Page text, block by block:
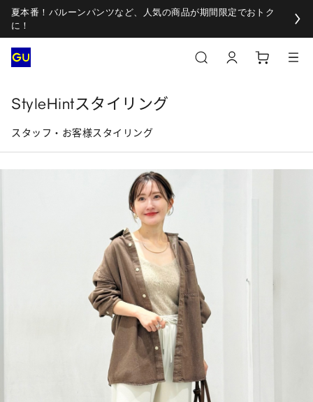
夏本番！バルーンパンツなど、人気の商品が期間限定でおトク
に！
StyleHintスタイリング
スタッフ・お客様スタイリング